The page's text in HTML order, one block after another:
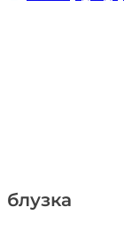
блузка